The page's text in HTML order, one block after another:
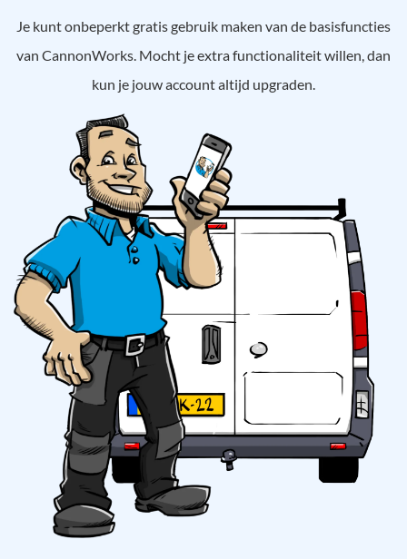
Je kunt onbeperkt gratis gebruik maken van de basisfuncties
van CannonWorks. Mocht je extra functionaliteit willen, dan
kun je jouw account altijd upgraden.